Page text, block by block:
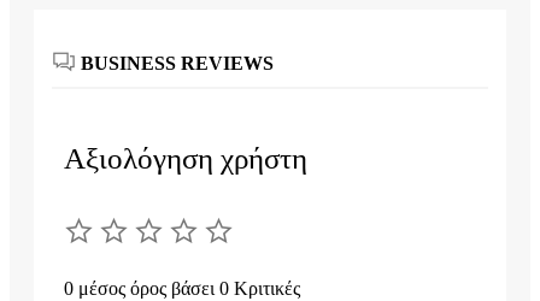
BUSINESS REVIEWS
Αξιολόγηση χρήστη
0 μέσος όρος βάσει 0 Κριτικές